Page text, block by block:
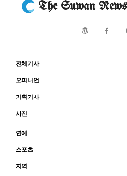
The Suwan News
전체기사
오피니언
기획기사
사진
연예
스포츠
지역